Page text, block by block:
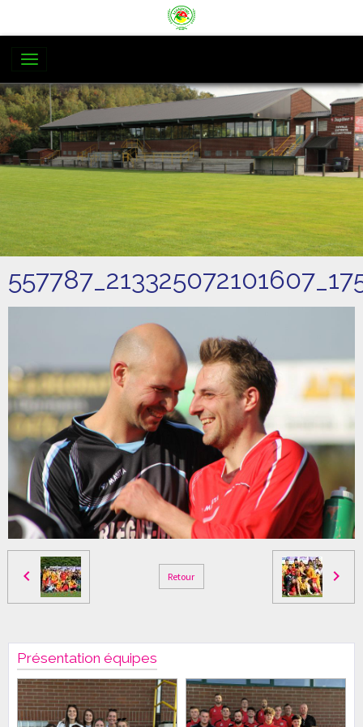
Retour
Présentation équipes